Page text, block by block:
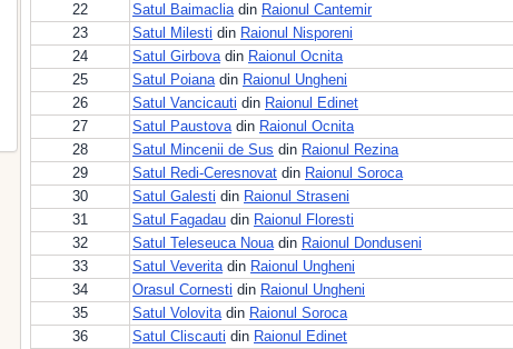
22
Satul Baimacliadin Raionul Cantemir
23
Satul Milesti din Raionul Nisporeni
24
Satul Girbovadin Raionul Ocnita
25
Satul Poianadin Raionul Ungheni
26
Satul Vancicauti din Raionul Edinet
27
Satul Paustovadin Raionul Ocnita
28
Satul Mincenii de Sus din Raionul Rezina
29
Satul Redi-Ceresnovat din Raionul Soroca
30
Satul Galesti din Raionul Straseni
31
Satul Fagadau din Raionul Floresti
32
Satul Teleseuca Nouadin Raionul Donduseni
33
Satul Veveritadin Raionul Ungheni
34
Orasul Cornesti din Raionul Ungheni
35
Satul Volovitadin Raionul Soroca
36
Satul Cliscauti din Raionul Edinet